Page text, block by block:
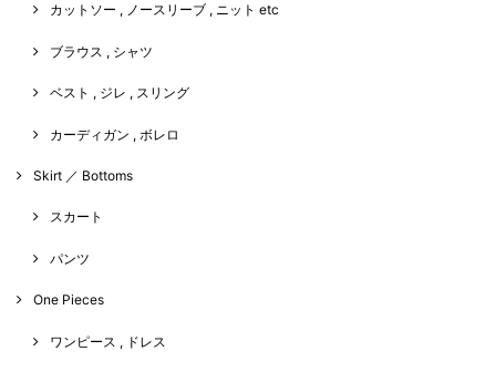
カットソー , ノースリーブ , ニット etc
ブラウス , シャツ
ベスト , ジレ , スリング
カーディガン , ボレロ
Skirt ／ Bottoms
スカート
パンツ
One Pieces
ワンピース , ドレス